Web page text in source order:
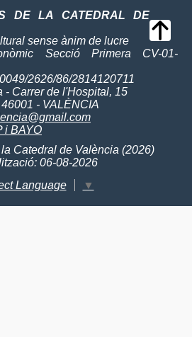
DE LA CATEDRAL DE
sense ànim de lucre
Secció Primera CV-01-
2626/86/2814120711
- Carrer de l'Hospital, 15
- VALÈNCIA
i BAYO
Catedral de València (2026)
06-08-2026
Language
▼